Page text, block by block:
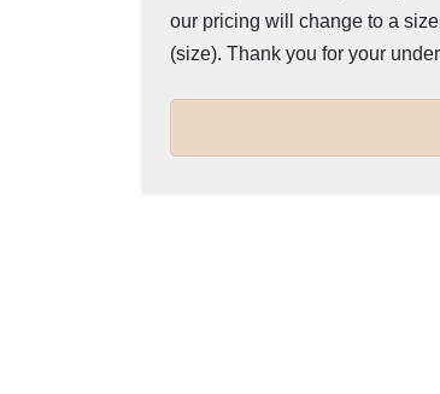
our pricing will change to a
(size). Thank you for your